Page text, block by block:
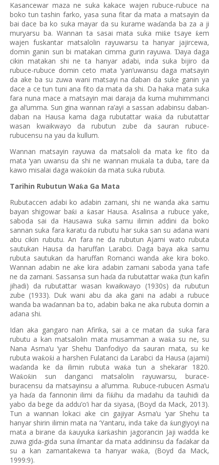
Kasancewar maza ne suka kakace wajen rubuce-rubuce na
boko tun tashin farko, yasa suna fitar da mata a matsayin da
bai dace ba ko suka mayar da su kurame waɗanda ba za a ji
muryarsu ba. Wannan ta sasai mata suka miƙe tsayeƙem
wajen fuskantar matsalolin rayuwarsu ta hanyar jajircewa,
domin ganin sun bi matakan cimma gurin rayuwa. Ɗaya daga
cikin matakan shi ne ta hanyar adabi, inda suka bijiro da
rubuce-rubuce domin ceto mata ‘yan’uwansu daga matsayin
da ake ba su zuwa wani matsayi na daban da suke ganin ya
dace a ce tun tuni ana fito da mata da shi. Da haka mata suka
fara nuna mace a matsayin mai daraja da kuma muhimmanci
ga al’umma. Sun gina wannan ra’ayi a sassan adabinsu daban-
daban na Hausa kama daga rubutattar waƙa da rubutattar
wasan kwaikwayo da rubutun zube da sauran rubuce-
rubucensu na yau da kullum.
Wannan matsayin rayuwa da matsaloli da mata ke fito da
mata ‘yan uwansu da shi ne wannan muƙala ta duba, tare da
kawo misalai daga waƙoƙin da mata suka rubuta.
Tarihin Rubutun Waƙa Ga Mata
Rubutaccen adabi ko adabin zamani, shi ne wanda aka samu
bayan shigowar baƙi a ƙasar Hausa. Asalinsa a rubuce yake,
saboda sai da Hausawa suka samu ilimin addini da boko
sannan suka fara karatu da rubutu har suka san su adana wani
abu cikin rubutu. An fara ne da rubutun Ajami wato rubuta
sautukan Hausa da haruffan Larabci. Daga baya aka samu
rubuta sautukan da haruffan Romanci wanda ake kira boko.
Wannan adabin ne ake kira adabin zamani saboda yana tafe
ne da zamani. Sassansa sun haɗa da rubutattar waƙa (tun kafin
jihadi) da rubutattar wasan kwaikwayo (1930s) da rubutun
zube (1933). Duk wani abu da aka gani na adabi a rubuce
wanda ba waɗannan ba to, adabin baka ne aka rubuta domin a
adana shi.
Idan aka gangaro nan Afirika, sai a ce matan da suka fara
rubutu a kan matsalolin mata musamman a waƙa su ne, su
Nana Asma’u ‘yar ShehuƊanfodiyo da sauran mata, su ke
rubuta waƙoƙi a harshen Fulatanci da Larabci da Hausa (ajami)
waɗanda ke da ilimin rubuta waƙa tun a shekarar 1820.
Waƙoƙin sun danganci matsalolin rayuwarsu, burace-
buracensu da matsayinsu a al’umma. Rubuce-rubucen Asma’u
ya haɗa da fannonin ilimi da fiƙihu da madahu da tauhidi da
yabo da bege da addu’o’i har da siyasa, (Boyd da Mack, 2013).
Tun a wannan lokaci ake cin gajiyar Asma’u ‘yar Shehu ta
hanyar shirin ilimin mata na ‘Yantaru, inda take da ƙungiyoyi na
mata a birane da ƙauyukaƙarƙashin jagorancin Jaji wadda ke
zuwa gida-gida suna ilmantar da mata addininsu da faɗakar da
su a kan zamantakewa ta hanyar waƙa, (Boyd da Mack,
1999:9).